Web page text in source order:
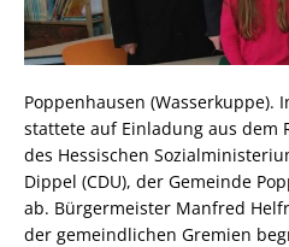
Poppenhausen (Wasserkuppe).
stattete auf Einladung aus dem
des Hessischen
Dippel (CDU), der Gemeinde
ab. Bürgermeister Manfred
der gemeindlichen Gremien